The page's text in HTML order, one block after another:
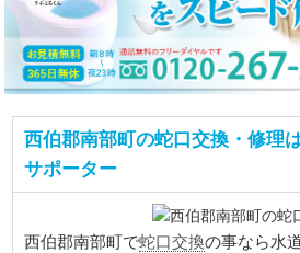
西伯郡南部町の蛇口交換・修理
サポーター
西伯郡南部町で蛇口交換の事なら水